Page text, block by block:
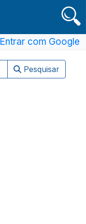
Entrar com Google
Pesquisar